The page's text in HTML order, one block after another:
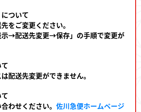
ついて
をご変更ください。
示→配送先変更→保存」の手順で変更が
配送先変更ができません。
わせください。 佐川急便ホームページ